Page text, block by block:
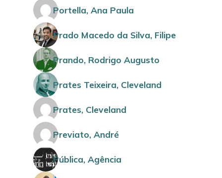
Portella, Ana Paula
Prado Macedo da Silva, Filipe
Prando, Rodrigo Augusto
Prates Teixeira, Cleveland
Prates, Cleveland
Previato, André
Pública, Agência